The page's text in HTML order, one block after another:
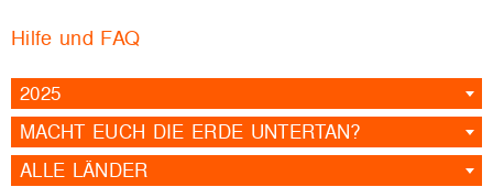
Hilfe und FAQ
2025
MACHT EUCH DIE ERDE UNTERTAN?
ALLE LÄNDER